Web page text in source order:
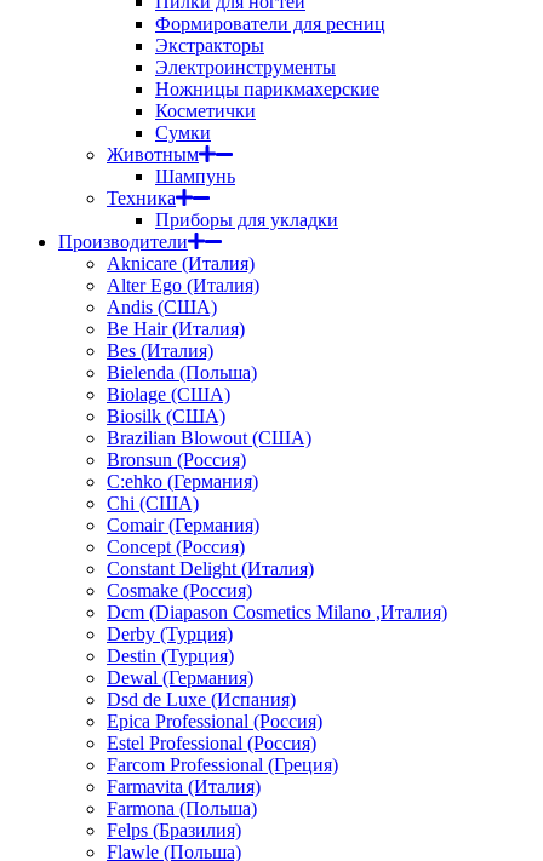
Формирователи для ресниц
Экстракторы
Электроинструменты
Ножницы парикмахерские
Косметички
Сумки
Животным
Шампунь
Техника
Приборы для укладки
Производители
Aknicare (Италия)
Alter Ego (Италия)
Andis (США)
Be Hair (Италия)
Bes (Италия)
Bielenda (Польша)
Biolage (США)
Biosilk (США)
Brazilian Blowout (США)
Bronsun (Россия)
C:ehko (Германия)
Chi (США)
Comair (Германия)
Concept (Россия)
Constant Delight (Италия)
Cosmake (Россия)
Dcm (Diapason Cosmetics Milano ,Италия)
Derby (Турция)
Destin (Турция)
Dewal (Германия)
Dsd de Luxe (Испания)
Epica Professional (Россия)
Estel Professional (Россия)
Farcom Professional (Греция)
Farmavita (Италия)
Farmona (Польша)
Felps (Бразилия)
Flawle (Польша)